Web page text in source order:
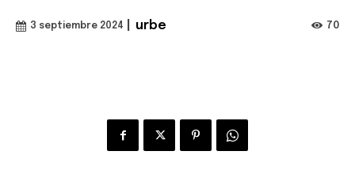
3 septiembre 2024 urbe 70